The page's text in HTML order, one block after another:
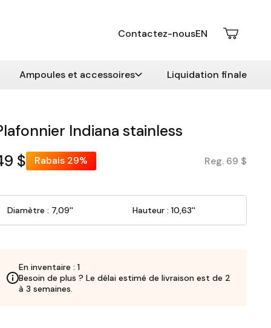
Contactez-nousEN
Ampoules et accessoires Liquidation finale
Indiana stainless
$
Rabais29% Reg. 69 $
Diamètre : 7,09'' Hauteur : 10,63''
En inventaire : 1
Besoin de plus ? Le délai estimé de livraison est de 2
à 3 semaines.